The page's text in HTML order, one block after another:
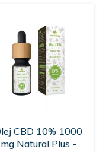
CBD 10% 1000
mg Natural Plus -